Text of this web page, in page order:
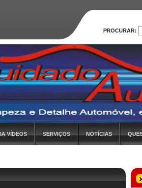
VÍDEOS SERVIÇOS NOTÍCIAS
PROCURAR: